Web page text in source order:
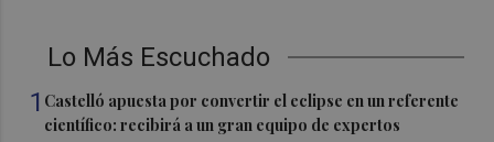
Lo Más Escuchado
1 Castelló apuesta por convertir el eclipse en un referente
científico: recibirá a un gran equipo de expertos